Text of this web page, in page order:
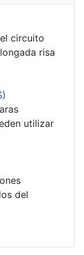
circuito
risa
utilizar
del